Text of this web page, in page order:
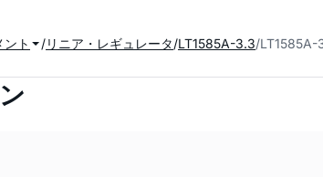
ト リニア・レギュレータ LT1585A-3.3 LT1585A-